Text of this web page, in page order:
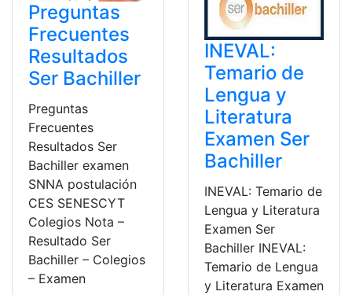
Preguntas
Frecuentes
Resultados
Ser Bachiller
Preguntas
Frecuentes
Resultados Ser
Bachiller examen
SNNA postulación
CES SENESCYT
Colegios Nota –
Resultado Ser
Bachiller – Colegios
– Examen
INEVAL:
Temario de
Lengua y
Literatura
Examen Ser
Bachiller
INEVAL: Temario de
Lengua y Literatura
Examen Ser
Bachiller INEVAL:
Temario de Lengua
y Literatura Examen